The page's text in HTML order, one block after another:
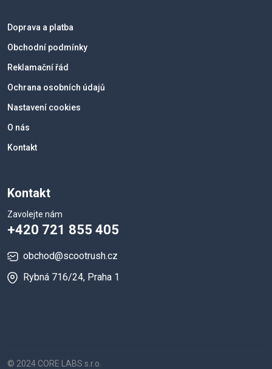
Doprava a platba
Obchodní podmínky
Reklamační řád
Ochrana osobních údajů
Nastavení cookies
O nás
Kontakt
Kontakt
Zavolejte nám
+420 721 855 405
obchod@scootrush.cz
Rybná 716/24, Praha 1
© 2024 CORE LABS s.r.o.